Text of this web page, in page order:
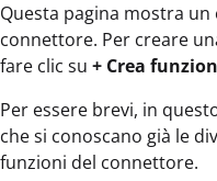
Questa pagina mostra
connettore. Per creare
fare clic su + Crea
Per essere brevi, in
che si conoscano già le
funzioni del connettore.